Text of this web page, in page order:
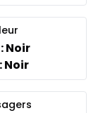
Noir
Noir